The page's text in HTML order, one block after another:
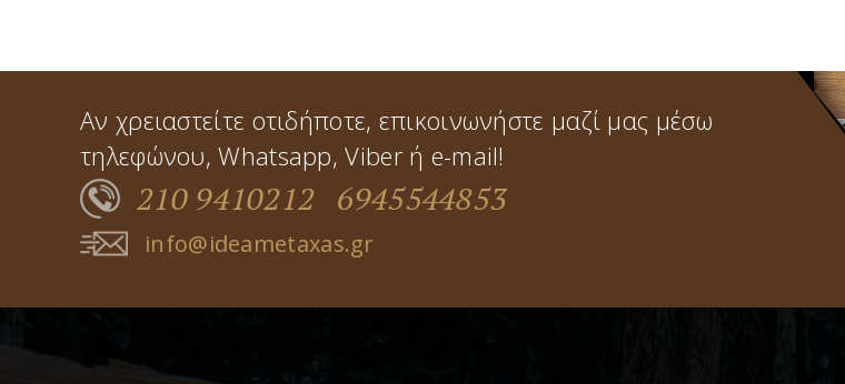
Αν χρειαστείτε οτιδήποτε, επικοινωνήστε μαζί μας μέσω
τηλεφώνου, Whatsapp, Viber ή e-mail!
210 9410212 6945544853
info@ideametaxas.gr